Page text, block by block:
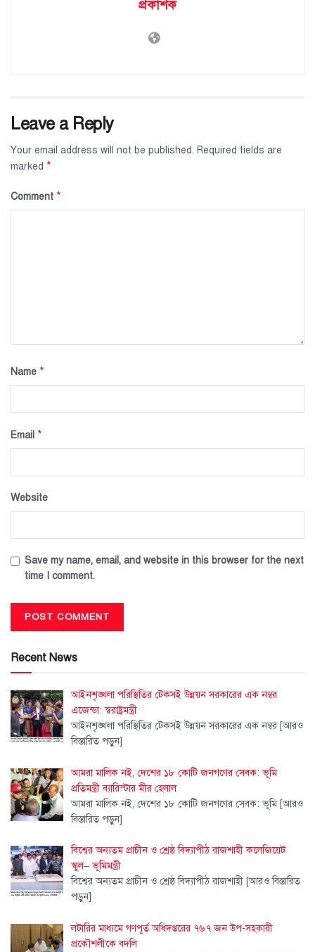
প্রকাশক
Leave a Reply
Your email address will not be published. Required fields are
marked *
Comment *
Name *
Email *
Website
Save my name, email, and website in this browser for the next
time I comment.
Recent News
আইনশৃঙ্খলা পরিস্থিতির টেকসই উন্নয়ন সরকারের এক নম্বর
এজেন্ডা: স্বরাষ্ট্রমন্ত্রী
আইনশৃঙ্খলা পরিস্থিতির টেকসই উন্নয়ন সরকারের এক নম্বর [আরও
বিস্তারিত পড়ুন]
আমরা মালিক নই, দেশের ১৮ কোটি জনগণের সেবক: ভূমি
প্রতিমন্ত্রী ব্যারিস্টার মীর হেলাল
আমরা মালিক নই, দেশের ১৮ কোটি জনগণের সেবক: ভূমি [আরও
বিস্তারিত পড়ুন]
বিশ্বের অন্যতম প্রাচীন ও শ্রেষ্ঠ বিদ্যাপীঠ রাজশাহী কলেজিয়েট
স্কুল– ভূমিমন্ত্রী
বিশ্বের অন্যতম প্রাচীন ও শ্রেষ্ঠ বিদ্যাপীঠ রাজশাহী [আরও বিস্তারিত
পড়ুন]
লটারির মাধ্যমে গণপূর্ত অধিদপ্তরের ৭৬৭ জন উপ-সহকারী
প্রকৌশলীকে বদলি